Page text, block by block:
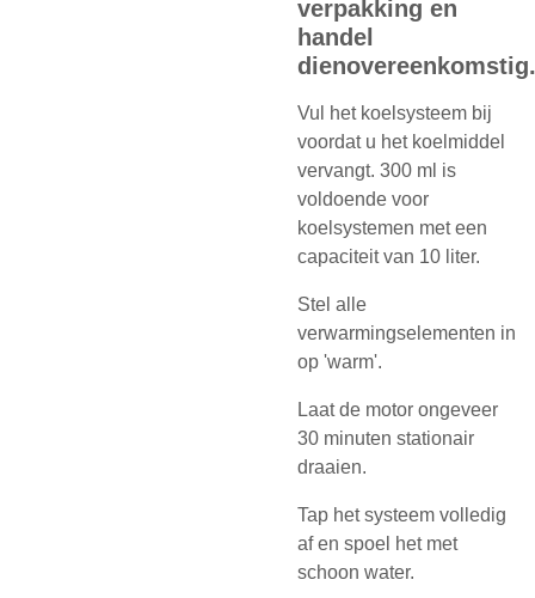
verpakking en
handel
dienovereenkomstig.
Vul het koelsysteem bij
voordat u het koelmiddel
vervangt. 300 ml is
voldoende voor
koelsystemen met een
capaciteit van 10 liter.
Stel alle
verwarmingselementen in
op 'warm'.
Laat de motor ongeveer
30 minuten stationair
draaien.
Tap het systeem volledig
af en spoel het met
schoon water.